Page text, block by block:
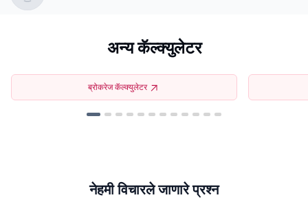
अन्य कॅल्क्युलेटर
ब्रोकरेज कॅल्क्युलेटर
नेहमी विचारले जाणारे प्रश्न